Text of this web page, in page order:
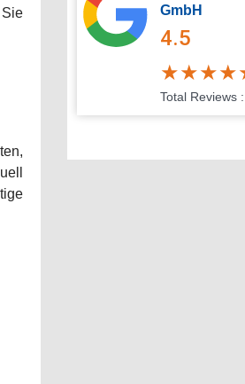
GmbH
4.5
★★★★
Total Reviews